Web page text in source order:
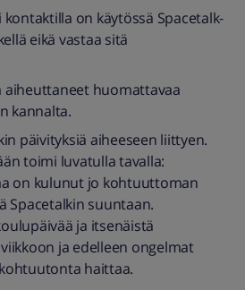
on käytössä Spacetalk-
eikä vastaa sitä
huomattavaa
kannalta.
päivityksiä aiheeseen liittyen.
toimi luvatulla tavalla:
on kulunut jo kohtuuttoman
Spacetalkin suuntaan.
ja itsenäistä
ja edelleen ongelmat
haittaa.